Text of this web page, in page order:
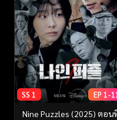
SS 1 EP 1-
Nine Puzzles (2025) ตอน